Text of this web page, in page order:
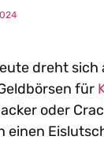
dreht sich
für
oder
einen